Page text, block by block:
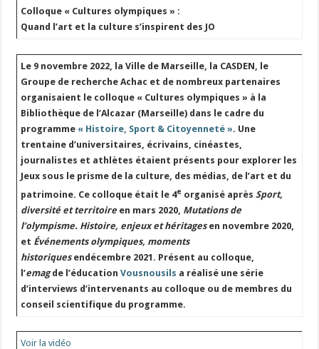
Colloque « Cultures olympiques » :
Quand l’art et la culture s’inspirent des JO
Le 9 novembre 2022, la Ville de Marseille, la CASDEN, le
Groupe de recherche Achac et de nombreux partenaires
organisaient le colloque « Cultures olympiques » à la
Bibliothèque de l’Alcazar (Marseille) dans le cadre du
programme « Histoire, Sport & Citoyenneté». Une
trentaine d’universitaires, écrivains, cinéastes,
journalistes et athlètes étaient présents pour explorer les
Jeux sous le prisme de la culture, des médias, de l’art et du
patrimoine. Ce colloque était le 4e organisé après Sport,
diversité et territoire en mars 2020, Mutations de
l’olympisme. Histoire, enjeux et héritagesen novembre 2020,
et Événements olympiques, moments
historiquesendécembre 2021. Présent au colloque,
l’emagde l’éducationVousnousils a réalisé une série
d’interviews d’intervenants au colloque ou de membres du
conseil scientifique du programme.
Voir la vidéo